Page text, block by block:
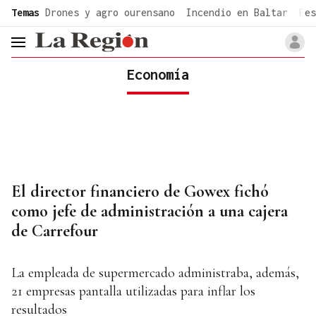
Temas Drones y agro ourensano Incendio en Baltar
header.menu.open
Economía
El director financiero de Gowex fichó
como jefe de administración a una cajera
de Carrefour
La empleada de supermercado administraba, además,
21 empresas pantalla utilizadas para inflar los
resultados